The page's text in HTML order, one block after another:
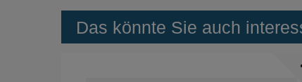
Das könnte Sie auch